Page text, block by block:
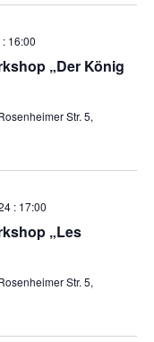
„Der König
16:00
Str. 5,
„Les
: 17:00
Str. 5,